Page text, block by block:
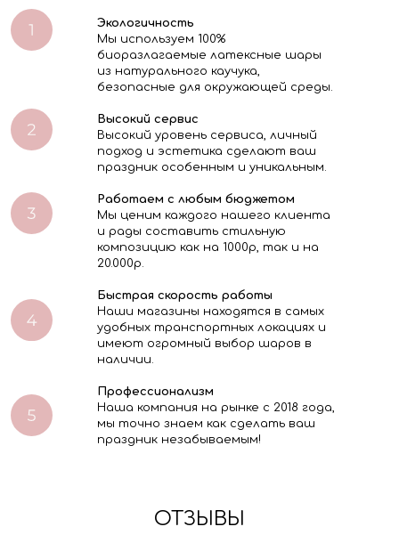
Экологичность
Мы используем 100%
биоразлагаемые латексные шары
из натурального каучука,
безопасные для окружающей среды.
Высокий сервис
Высокий уровень сервиса, личный
подход и эстетика сделают ваш
праздник особенным и уникальным.
Работаем с любым бюджетом
Мы ценим каждого нашего клиента
и рады составить стильную
композицию как на 1000р, так и на
20.000р.
Быстрая скорость работы
Наши магазины находятся в самых
удобных транспортных локациях и
имеют огромный выбор шаров в
наличии.
Профессионализм
Наша компания на рынке с 2018 года,
мы точно знаем как сделать ваш
праздник незабываемым!
ОТЗЫВЫ